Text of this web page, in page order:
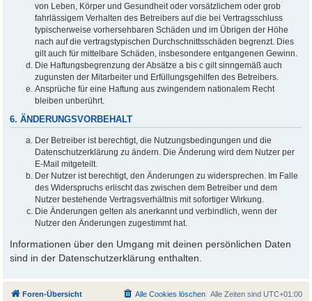
von Leben, Körper und Gesundheit oder vorsätzlichem oder grob
fahrlässigem Verhalten des Betreibers auf die bei Vertragsschluss
typischerweise vorhersehbaren Schäden und im Übrigen der Höhe
nach auf die vertragstypischen Durchschnittsschäden begrenzt. Dies
gilt auch für mittelbare Schäden, insbesondere entgangenen Gewinn.
Die Haftungsbegrenzung der Absätze a bis c gilt sinngemäß auch
zugunsten der Mitarbeiter und Erfüllungsgehilfen des Betreibers.
Ansprüche für eine Haftung aus zwingendem nationalem Recht
bleiben unberührt.
6. ÄNDERUNGSVORBEHALT
Der Betreiber ist berechtigt, die Nutzungsbedingungen und die
Datenschutzerklärung zu ändern. Die Änderung wird dem Nutzer per
E-Mail mitgeteilt.
Der Nutzer ist berechtigt, den Änderungen zu widersprechen. Im Falle
des Widerspruchs erlischt das zwischen dem Betreiber und dem
Nutzer bestehende Vertragsverhältnis mit sofortiger Wirkung.
Die Änderungen gelten als anerkannt und verbindlich, wenn der
Nutzer den Änderungen zugestimmt hat.
Informationen über den Umgang mit deinen persönlichen Daten
sind in der Datenschutzerklärung enthalten.
Foren-Übersicht Alle Zeiten sind UTC+01:00
Alle Cookies löschen